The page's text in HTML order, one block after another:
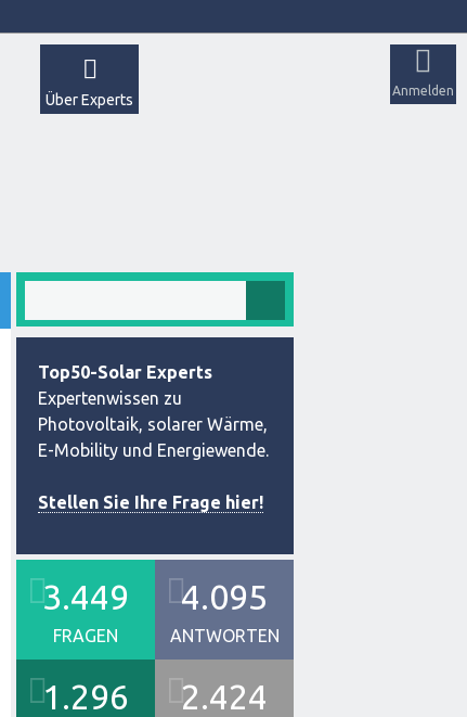
Anmelden
Über Experts
Top50-Solar Experts
Expertenwissen zu
Photovoltaik, solarer Wärme,
E-Mobility und Energiewende.
Stellen Sie Ihre Frage hier!
3.449
FRAGEN
4.095
ANTWORTEN
1.296 2.424